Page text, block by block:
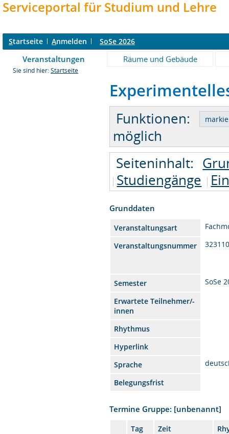
Serviceportal für Studium und Lehre
Startseite Anmelden SoSe 2026
Veranstaltungen Räume und Gebäude
Sie sind hier: Startseite
Funktionen:
möglich
Seiteninhalt:
Studiengänge
Grunddaten
Veranstaltungsart
Veranstaltungsnummer
Semester
SoSe
Erwartete Teilnehmer/-
innen
Rhythmus
Hyperlink
Sprache
Belegungsfrist
Termine Gruppe: [unbenannt]
Tag Zeit